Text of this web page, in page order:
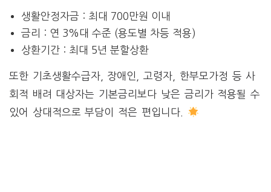
생활안정자금 : 최대 700만원 이내
금리 : 연 3%대 수준 (용도별 차등 적용)
상환기간 : 최대 5년 분할상환
또한 기초생활수급자, 장애인, 고령자, 한부모가정 등 사
회적 배려 대상자는 기본금리보다 낮은 금리가 적용될 수
있어 상대적으로 부담이 적은 편입니다.